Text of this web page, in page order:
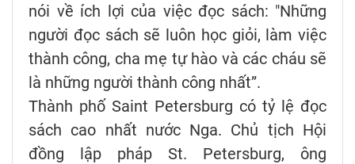
nói về ích lợi của việc đọc sách: "Những
người đọc sách sẽ luôn học giỏi, làm việc
thành công, cha mẹ tự hào và các cháu sẽ
là những người thành công nhất”.
Thành phố Saint Petersburg có tỷ lệ đọc
sách cao nhất nước Nga. Chủ tịch Hội
đồng lập pháp St. Petersburg, ông